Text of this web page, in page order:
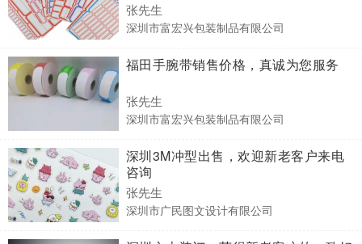
张先生
深圳市富宏兴包装制品有限公司
福田手腕带销售价格，真诚为您服务
张先生
深圳市富宏兴包装制品有限公司
深圳3M冲型出售，欢迎新老客户来电
咨询
张先生
深圳市广民图文设计有限公司